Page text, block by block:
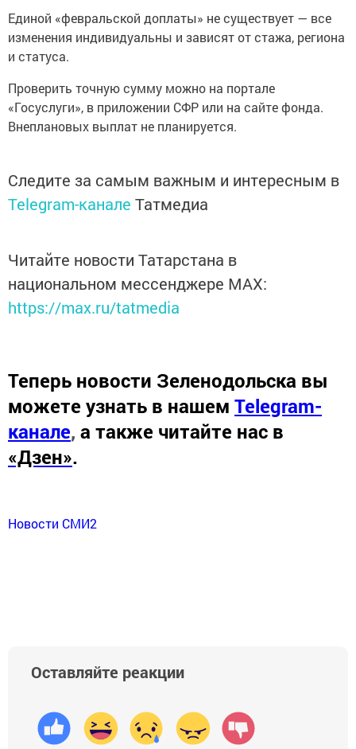
Единой «февральской доплаты» не существует — все
изменения индивидуальны и зависят от стажа, региона
и статуса.
Проверить точную сумму можно на портале
«Госуслуги», в приложении СФР или на сайте фонда.
Внеплановых выплат не планируется.
Следите за самым важным и интересным в
Telegram-канале Татмедиа
Читайте новости Татарстана в
национальном мессенджере MАХ:
https://max.ru/tatmedia
Теперь новости Зеленодольска вы
можете узнать в нашем Telegram-
канале, а также читайте нас в
«Дзен».
Новости СМИ2
Оставляйте реакции